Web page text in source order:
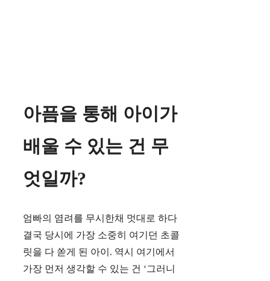
아픔을 통해 아이가
배울 수 있는 건 무
엇일까?
엄빠의 염려를 무시한채 멋대로 하다
결국 당시에 가장 소중히 여기던 초콜
릿을 다 쏟게 된 아이. 역시 여기에서
가장 먼저 생각할 수 있는 건 ‘그러니